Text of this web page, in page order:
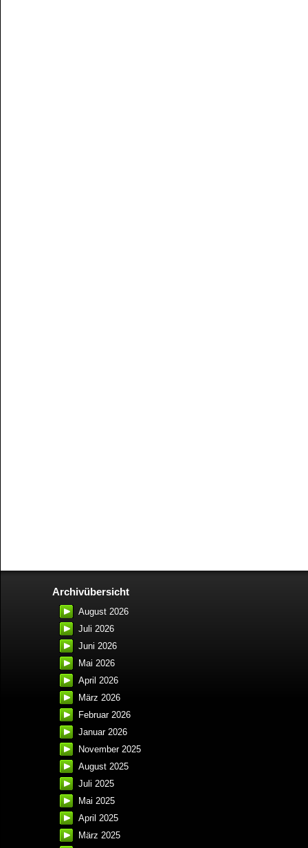
Archivübersicht
August 2026
Juli 2026
Juni 2026
Mai 2026
April 2026
März 2026
Februar 2026
Januar 2026
November 2025
August 2025
Juli 2025
Mai 2025
April 2025
März 2025